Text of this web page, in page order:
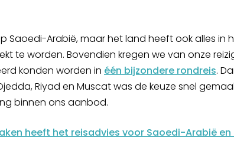
Saoedi-Arabië, maar het land heeft ook alles in
te worden. Bovendien kregen we van onze
konden worden in één bijzondere rondreis.
Riyad en Muscat was de keuze snel
binnen ons aanbod.
heeft het reisadvies voor Saoedi-Arabië